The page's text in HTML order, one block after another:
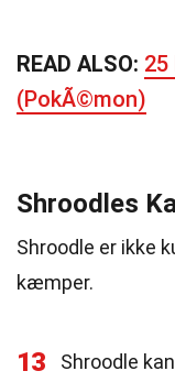
READ ALSO: 25
(PokÃ©mon)
Shroodles
Shroodle er ikke
kæmper.
13 Shroodle